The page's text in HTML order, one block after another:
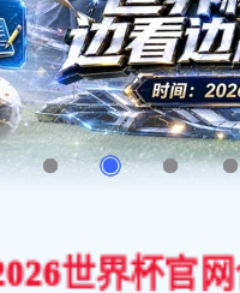
杯官网合作